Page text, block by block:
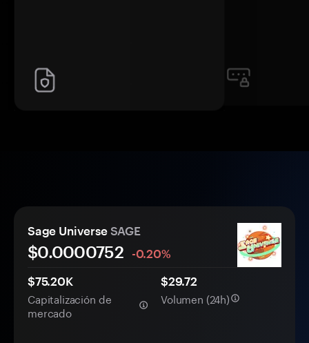
Sage Universe SAGE
$0.0000752
-0.20%
$75.20K
Capitalización de
mercado
$29.72
Volumen (24h)